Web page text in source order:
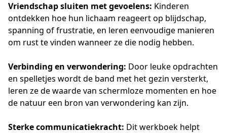
Vriendschap sluiten met gevoelens: Kinderen
ontdekken hoe hun lichaam reageert op blijdschap,
spanning of frustratie, en leren eenvoudige manieren
om rust te vinden wanneer ze die nodig hebben.
Verbinding en verwondering: Door leuke opdrachten
en spelletjes wordt de band met het gezin versterkt,
leren ze de waarde van schermloze momenten en hoe
de natuur een bron van verwondering kan zijn.
Sterke communicatiekracht: Dit werkboek helpt